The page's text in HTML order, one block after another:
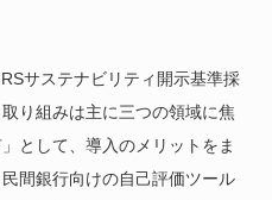
サステナビリティ開示基準採
り組みは主に三つの領域に焦
として、導入のメリットをま
間銀行向けの自己評価ツール